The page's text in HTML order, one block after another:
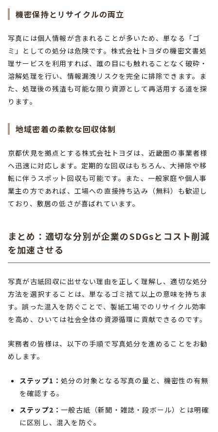
機密保持とリサイクルの両立
写真には個人情報が含まれることが多いため、単なる「ゴ
ミ」としての処分は危険です。株式会社トヨダの機密文書処
理サービスを利用すれば、誰の目にも触れることなく破砕・
溶解処理を行い、情報漏洩リスクを完全に排除できます。ま
た、処理後の残渣も可能な限り資源として再活用する道を探
ります。
地域密着の柔軟な回収体制
京都伏見を拠点とする株式会社トヨダは、近畿圏の事業者様
へ迅速に対応します。定期的な回収はもちろん、大掃除や移
転に伴うスポット回収も可能です。また、一般家庭や個人事
業主の方であれば、工場への直接持ち込み（無料）も歓迎し
ており、敷居の低さが喜ばれています。
まとめ：適切な分別が企業のSDGsとコスト削減
を加速させる
写真が古紙回収に出せない理由を正しく理解し、適切な処分
方法を選択することは、単なるゴミ捨て以上の意味を持ちま
す。誤った混入を防ぐことで、製紙工場でのリサイクル効率
を高め、ひいては社会全体の資源循環に貢献できるのです。
実務者の皆様は、以下の手順で写真処分を進めることをお勧
めします。
ステップ1：処分の対象となる写真の量と、機密性の有無
を確認する。
ステップ2： 一般古紙（新聞・雑誌・段ボール）とは明確
に区別し、混入を防ぐ。